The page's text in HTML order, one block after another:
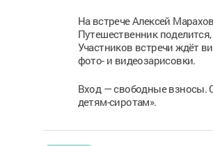
На встрече Алексей
Путешественник
Участников встречи ждёт
фото- и видеозарисовки.
Вход — свободные взносы.
детям-сиротам».